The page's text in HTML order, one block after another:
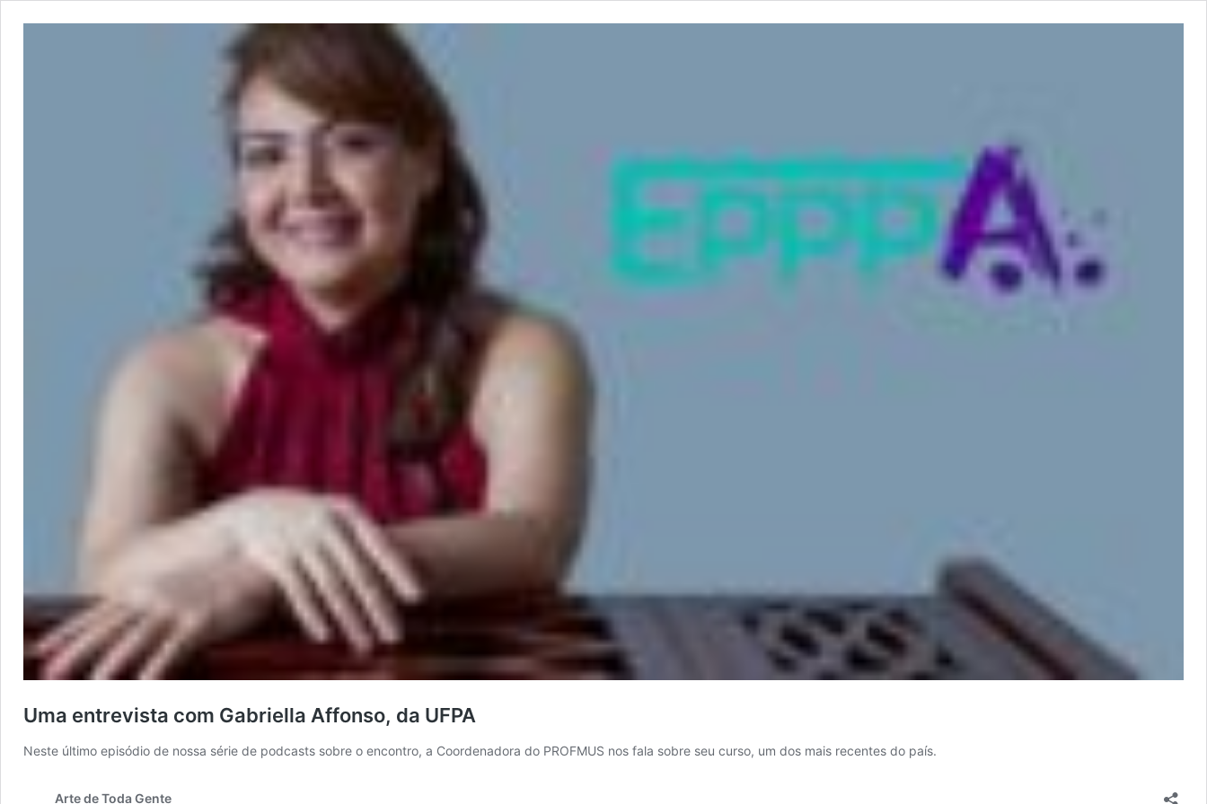
Uma entrevista com Gabriella Affonso, da UFPA
Neste último episódio de nossa série de podcasts sobre o encontro, a Coordenadora do PROFMUS nos fala sobre seu curso, um dos mais recentes do país.
Arte de Toda Gente